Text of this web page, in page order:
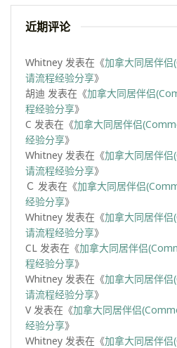
近期评论
Whitney 发表在《加拿大同居伴
请流程经验分享》
胡迪 发表在《加拿大同居伴侣
程经验分享》
C 发表在《加拿大同居伴侣
经验分享》
Whitney 发表在《加拿大同居伴
请流程经验分享》
Ｃ 发表在《加拿大同居伴侣
经验分享》
Whitney 发表在《加拿大同居伴
请流程经验分享》
CL 发表在《加拿大同居伴侣
程经验分享》
Whitney 发表在《加拿大同居伴
请流程经验分享》
V发表在《加拿大同居伴侣
经验分享》
Whitney 发表在《加拿大同居伴